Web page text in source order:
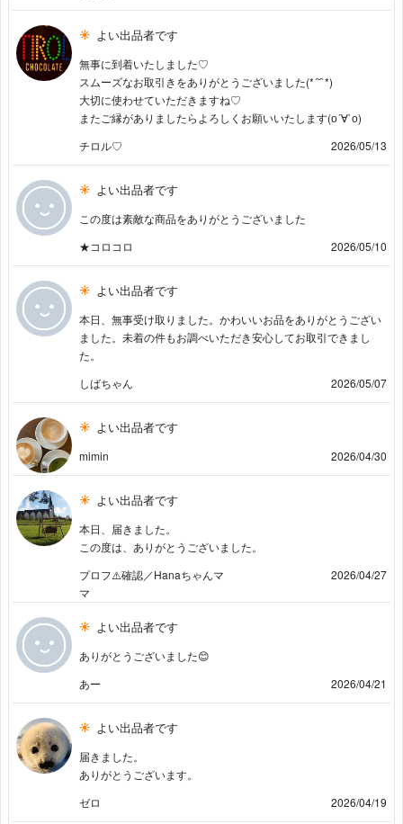
よい出品者です
無事に到着いたしました♡
スムーズなお取引きをありがとうございました(*´˘`*)
大切に使わせていただきますね♡
またご縁がありましたらよろしくお願いいたします(о´∀`о)
チロル♡
2026/05/13
よい出品者です
この度は素敵な商品をありがとうございました
★コロコロ
2026/05/10
よい出品者です
本日、無事受け取りました。かわいいお品をありがとうござい
ました。未着の件もお調べいただき安心してお取引できまし
た。
しばちゃん
2026/05/07
よい出品者です
mimin 2026/04/30
よい出品者です
本日、届きました。
この度は、ありがとうございました。
プロフ⚠️確認／Hanaちゃんマ
マ
2026/04/27
よい出品者です
ありがとうございました😊
あー
2026/04/21
よい出品者です
届きました。
ありがとうございます。
ゼロ
2026/04/19